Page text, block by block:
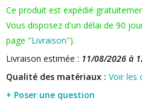
Ce produit est expédié
Vous disposez d'un délai de 90
page "Livraison").
Livraison estimée : 11/08/2026 à
Qualité des matériaux : Voir les
+ Poser une question